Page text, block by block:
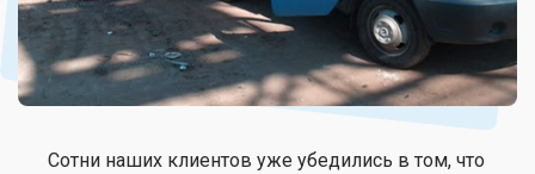
Сотни наших клиентов уже убедились в том, что